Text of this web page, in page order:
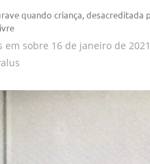
quando criança,
em sobre 16 de janeiro de 2021